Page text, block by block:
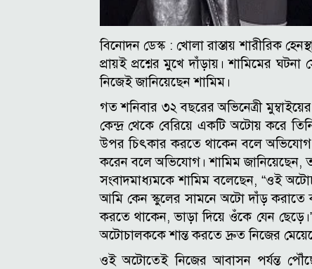
বিনোদন ডেস্ক : খোলা রাস্তায় শারীরিক
প্রায়ই প্রশ্নের মুখে দাঁড়ায়। শামিমের
নিজেই জানিয়েছেন শামিম।
গত শনিবার ৩২ বছরের অভিনেত্রী
কেন্দ্র থেকে বেরিয়ে একটি অটোয় করে
উপর চিৎকার করতে থাকেন বলে অভিযোগ।
করেন বলে অভিযোগ। শামিম জানিয়েছেন,
সংবাদমাধ্যমকে শামিম বলেছেন, “ওই
আমি কেন স্কুলের সামনে অটো দাঁড় করাতে
করতে থাকেন, ভাড়া দিয়ে ওঁকে যেন
অটোচালককে শান্ত করতে দ্রুত নিজের
ওই অটোতেই নিজের আবাসন পর্যন্ত